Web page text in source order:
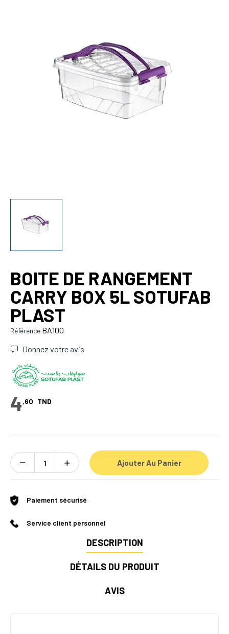
BOITE DE RANGEMENT
CARRY BOX 5L SOTUFAB
PLAST
Référence BA100
Donnez votre avis
4,60 TND
Ajouter Au Panier
Paiement sécurisé
Service client personnel
DESCRIPTION
DÉTAILS DU PRODUIT
AVIS